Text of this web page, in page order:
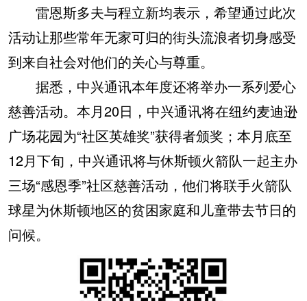
雷恩斯多夫与程立新均表示，希望通过此次
活动让那些常年无家可归的街头流浪者切身感受
到来自社会对他们的关心与尊重。
据悉，中兴通讯本年度还将举办一系列爱心
慈善活动。本月20日，中兴通讯将在纽约麦迪逊
广场花园为“社区英雄奖”获得者颁奖；本月底至
12月下旬，中兴通讯将与休斯顿火箭队一起主办
三场“感恩季”社区慈善活动，他们将联手火箭队
球星为休斯顿地区的贫困家庭和儿童带去节日的
问候。